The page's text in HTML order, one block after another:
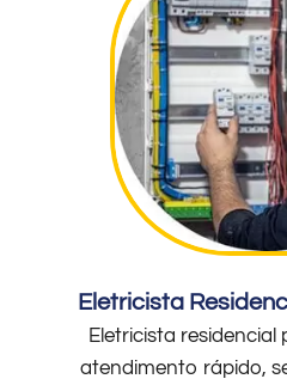
Eletricista
Eletricista
atendimento rápido,